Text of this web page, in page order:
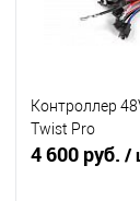
Контроллер
Twist Pro
4 600 руб. /